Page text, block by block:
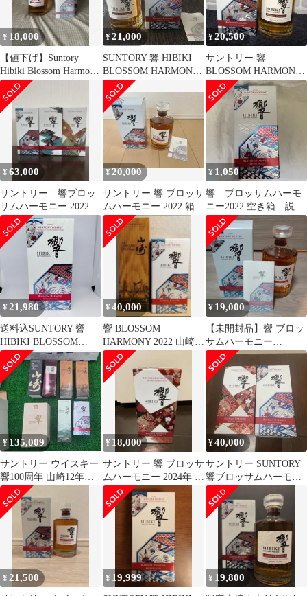
¥ 18,000
【値下げ】Suntory
Hibiki Blossom Harmony
2022
¥21,000
SUNTORY 響 HIBIKI
BLOSSOM HARMONY
2022
¥20,500
サントリー 響
BLOSSOM HARMONY
2022
¥63,000
サントリー 響ブロッ
サムハーモニー 2022・
2023・2026・3本セット
¥20,000
サントリー 響 ブロッサ
ムハーモニー 2022 箱
付 小冊子付 700ml
¥ 1,050
響 ブロッサムハーモ
ニー2022 空き箱 説明
カード付き
¥21,980
送料込SUNTORY 響
HIBIKI BLOSSOM
HARMONY 2022
¥40,000
響 BLOSSOM
HARMONY 2022 山崎
LIMITED 2022
¥ 19,000
【未開封品】響 ブロッ
サムハーモニー
BLOSSOM HARMONY
2022
¥ 135,009
サントリー ウイスキー
響100周年 山崎12年山
崎LE山崎白州7本セッ
ト
¥ 18,000
サントリー 響 ブロッサ
ムハーモニー 2024年 カ
ートン付 未開封
¥40,000
サントリー SUNTORY
響ブロッサムハーモニ
ー2022 2024 2本セット
¥21,500 ¥ 19,999 ¥ 19,800